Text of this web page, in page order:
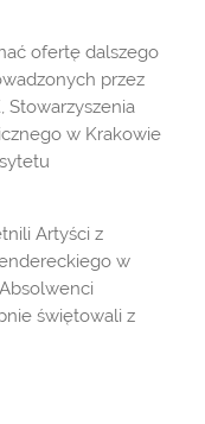
ofertę dalszego
przez
Stowarzyszenia
w Krakowie
Artyści z
w
świętowali z